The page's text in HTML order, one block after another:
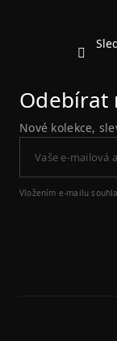
Odebírat
Nové kolekce,
Vložením e-mailu